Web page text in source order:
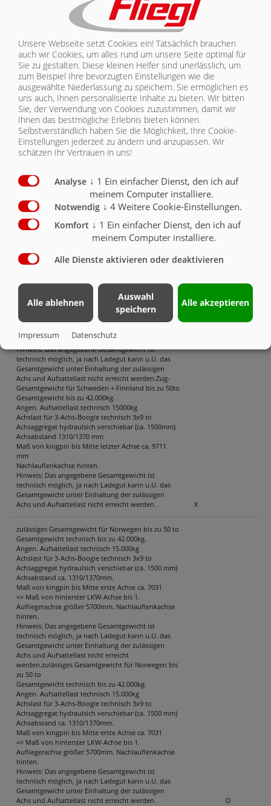
- wird über Sensor von Schiebeachse angesteuert
1. Achse automatische Liftachse,
Anfahrhilfe (auf 1. Achse wirkend) elektrisch vom
Plus-Strom auf PIN 12 bei 15 poligen Stecker / PIN 6
bei 7 poligen Stecker
O
CHASSIS
AUFBAU
CHASSIS | ASS 377 EXTRA LONG
Chassis Serie Optional
Zug- Gesamtgewicht für Schweden + Finnland bis zu
50to
Angen. Aufsattellast technisch 15000kg
Achslast für 3-Achs-Boogie technisch 3x9 to
Achsaggregat hydraulsich verschiebar (ca. 1500mm)
Maß von kingpin bis Mitte letzter Achse ca. 9711
Nachlauflenkachse hinten.
Hinweis: Das angegebene Gesamtgewicht ist
technisch möglich, ja nach Ladegut kann u.U. das
Gesamtgewicht unter Einhaltung der zulässigen
Achs und Aufsattellast nicht erreicht werden.Zug-
Gesamtgewicht für Schweden + Finnland bis zu 50to
Gesamtgewicht bis zu 42.000kg.
Angen. Aufsattellast technisch 15000kg
Achslast für 3-Achs-Boogie technisch 3x9 to
Achsaggregat hydraulsich verschiebar (ca. 1500mm)
Achsabstand 1310/1370 mm
Maß von kingpin bis Mitte letzter Achse ca. 9711
mm
Nachlauflenkachse hinten.
Hinweis: Das angegebene Gesamtgewicht ist
technisch möglich, ja nach Ladegut kann u.U. das
Gesamtgewicht unter Einhaltung der zulässigen
Achs und Aufsattellast nicht erreicht werden.
X
zulässiges Gesamtgewicht für Norwegen bis zu 50 to
Gesamtgewicht technisch bis zu 42.000kg.
Angen. Aufsattellast technisch 15.000kg
Achslast für 3-Achs-Boogie technisch 3x9 to
Achsaggregat hydraulsich verschiebar (ca. 1500 mm)
Achsabstand ca. 1310/1370mm.
Maß von kingpin bis Mitte erste Achse ca. 7031
=> Maß von hinterster LKW-Achse bis 1.
Aufliegerachse größer 5700mm. Nachlauflenkachse
hinten.
Hinweis: Das angegebene Gesamtgewicht ist
technisch möglich, ja nach Ladegut kann u.U. das
Gesamtgewicht unter Einhaltung der zulässigen
Achs und Aufsattellast nicht erreicht
werden.zulässiges Gesamtgewicht für Norwegen bis
zu 50 to
Gesamtgewicht technisch bis zu 42.000kg.
Angen. Aufsattellast technisch 15.000kg
Achslast für 3-Achs-Boogie technisch 3x9 to
Achsaggregat hydraulsich verschiebar (ca. 1500 mm)
Achsabstand ca. 1310/1370mm.
Maß von kingpin bis Mitte erste Achse ca. 7031
=> Maß von hinterster LKW-Achse bis 1.
Aufliegerachse größer 5700mm. Nachlauflenkachse
hinten.
Hinweis: Das angegebene Gesamtgewicht ist
technisch möglich, ja nach Ladegut kann u.U. das
Gesamtgewicht unter Einhaltung der zulässigen
Achs und Aufsattellast nicht erreicht werden.
O
Unsere Webseite setzt Cookies ein! Tatsächlich brauchen
auch wir Cookies, um alles rund um unsere Seite optimal für
Sie zu gestalten. Diese kleinen Helfer sind unerlässlich, um
zum Beispiel Ihre bevorzugten Einstellungen wie die
ausgewählte Niederlassung zu speichern. Sie ermöglichen es
uns auch, Ihnen personalisierte Inhalte zu bieten. Wir bitten
Sie, der Verwendung von Cookies zuzustimmen, damit wir
Ihnen das bestmögliche Erlebnis bieten können.
Selbstverständlich haben Sie die Möglichkeit, Ihre Cookie-
Einstellungen jederzeit zu ändern und anzupassen. Wir
schätzen Ihr Vertrauen in uns!
Analyse ↓ 1 Ein einfacher Dienst, den ich auf
meinem Computer installiere.
Notwendig ↓ 4 Weitere Cookie-Einstellungen.
Komfort ↓ 1 Ein einfacher Dienst, den ich auf
meinem Computer installiere.
Alle Dienste aktivieren oder deaktivieren
Alle ablehnen
Auswahl
speichern
Alle akzeptieren
Impressum Datenschutz